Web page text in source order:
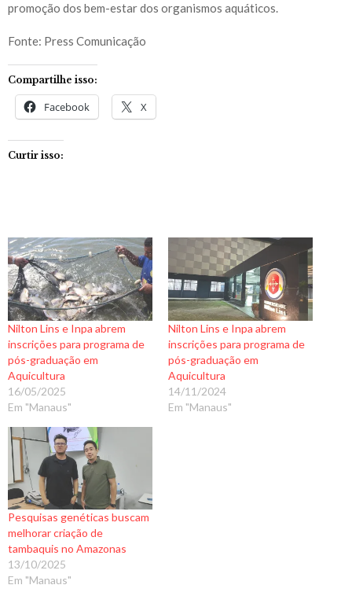
promoção dos bem-estar dos organismos aquáticos.
Fonte: Press Comunicação
Compartilhe isso:
Facebook X
Curtir isso:
Nilton Lins e Inpa abrem
inscrições para programa de
pós-graduação em
Aquicultura
16/05/2025
Em "Manaus"
Nilton Lins e Inpa abrem
inscrições para programa de
pós-graduação em
Aquicultura
14/11/2024
Em "Manaus"
Pesquisas genéticas buscam
melhorar criação de
tambaquis no Amazonas
13/10/2025
Em "Manaus"